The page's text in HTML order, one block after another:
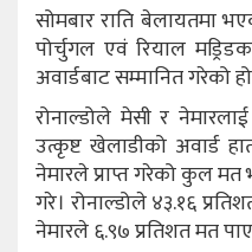
सोमबार राति बेलायतमा
पोर्चुगल एवं रियाल
अवार्डबाट सम्मानित गरेको
रोनाल्डोले मेसी र
उत्कृष्ट खेलाडीको अवार्ड
नेमारले प्राप्त गरेको कुल मत
गरे। रोनाल्डोले ४३.१६
नेमारले ६.९७ प्रतिशत मत